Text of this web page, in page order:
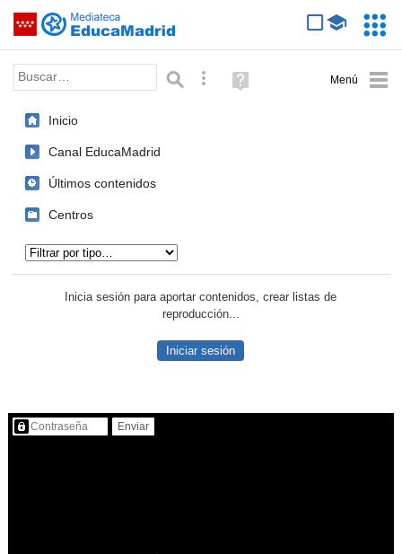
Saltar navegación
Palabra o frase: Búsqueda avanzada
Ayuda
(en
Inicio
Canal EducaMadrid
Últimos contenidos
Centros
Inicia sesión para aportar contenidos, crear listas de
reproducción...
Iniciar sesión
Contenido protegido…